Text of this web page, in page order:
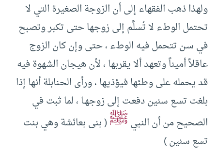
ولهذا ذهب الفقهاء إلى أن الزوجة الصغيرة التي لا
تحتمل الوطء لا تُسلَّم إلى زوجها حتى تكبر وتصبح
في سـن تتحمل فيه الوطء ، حتى وإن كان الزوج
عاقلاً أميناً وتعهد ألا يقربها ، لأن هيجان الشهوة فيه
قد يحمله على وطئها فيؤذيها ، ورأى الحنابلة أنها إذا
بلغت تسـع سنين دفعـت إلى زوجهـا ، لما ثبت في
الصحيح من أن النبيﷺ( بنى بعائشة وهي بنت
تسع سنين )